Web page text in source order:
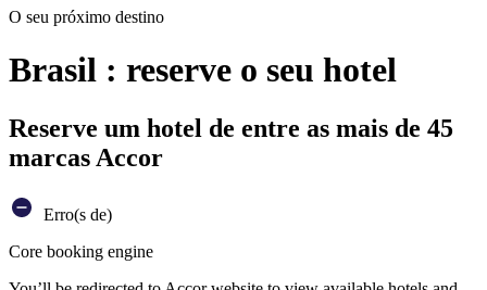
O seu próximo destino
Brasil : reserve o seu hotel
Reserve um hotel de entre as mais de 45
marcas Accor
Erro(s de)
Core booking engine